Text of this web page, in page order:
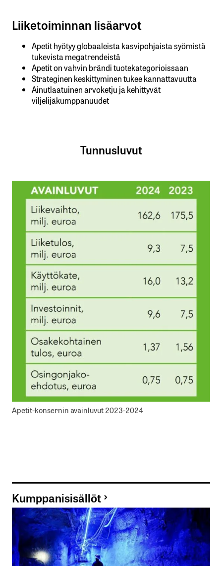
Liiketoiminnan lisäarvot
Apetit hyötyy globaaleista kasvipohjaista syömistä
tukevista megatrendeistä
Apetit on vahvin brändi tuotekategorioissaan
Strateginen keskittyminen tukee kannattavuutta
Ainutlaatuinen arvoketju ja kehittyvät
viljelijäkumppanuudet
Tunnusluvut
Apetit-konsernin avainluvut 2023-2024
Kumppanisisällöt